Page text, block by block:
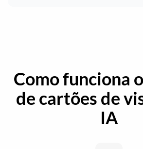
Como funciona
de cartões de
IA